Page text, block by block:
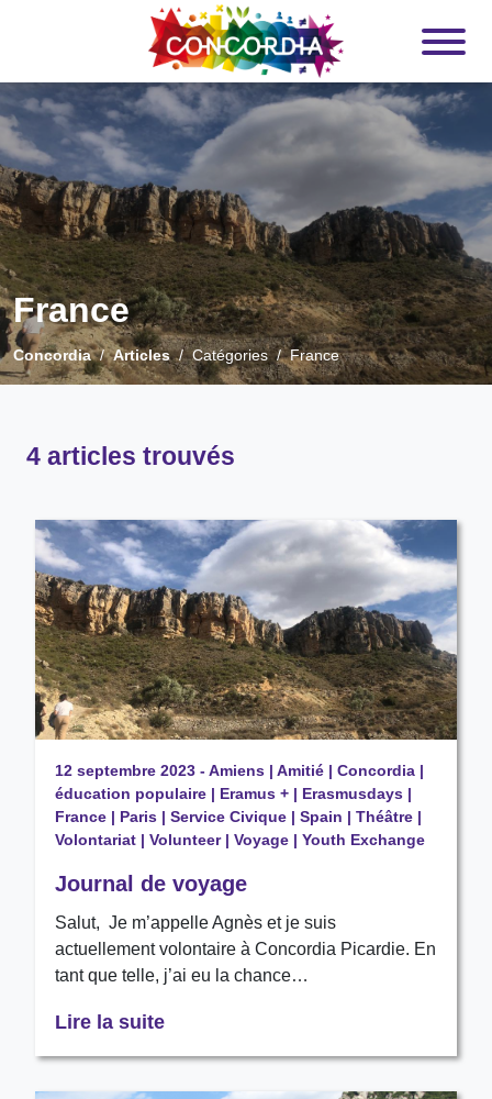
France
Concordia Articles Catégories France
4 articles trouvés
12 septembre 2023-Amiens| Amitié| Concordia|
éducation populaire| Eramus +| Erasmusdays|
France| Paris| Service Civique| Spain | Théâtre|
Volontariat| Volunteer| Voyage| Youth Exchange
Journal de voyage
Salut, Je m’appelle Agnès et je suis
actuellement volontaire à Concordia Picardie. En
tant que telle, j’ai eu la chance…
Lire la suite